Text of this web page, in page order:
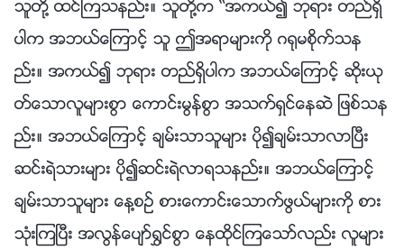
သူတို႔ ထင္ၾကသနည္း။ သူတို႔က “အကယ္၍ ဘုရား တည္ရွိ
ပါက အဘယ္ေၾကာင့္ သူ ဤအရာမ်ားကို ဂ႐ုမစိုက္သန
ည္း။ အကယ္၍ ဘုရား တည္ရွိပါက အဘယ္ေၾကာင့္ ဆိုးယု
တ္ေသာလူမ်ားစြာ ေကာင္းမြန္စြာ အသက္ရွင္ေနဆဲ ျဖစ္သန
ည္း။ အဘယ္ေၾကာင့္ ခ်မ္းသာသူမ်ား ပို၍ခ်မ္းသာလာၿပီး
ဆင္းရဲသားမ်ား ပို၍ဆင္းရဲလာရသနည္း။ အဘယ္ေၾကာင့္
ခ်မ္းသာသူမ်ား ေန႔စဥ္ စားေကာင္းေသာက္ဖြယ္မ်ားကို စား
သုံးၾကၿပီး အလြန္ေပ်ာ္႐ႊင္စြာ ေနထိုင္ၾကေသာ္လည္း လူမ်ား